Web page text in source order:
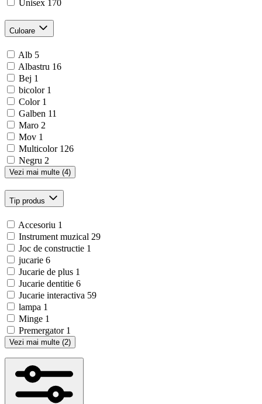
Unisex 170
Culoare
Alb 5
Albastru 16
Bej 1
bicolor 1
Color 1
Galben 11
Maro 2
Mov 1
Multicolor 126
Negru 2
Vezi mai multe (4)
Tip produs
Accesoriu 1
Instrument muzical 29
Joc de constructie 1
jucarie 6
Jucarie de plus 1
Jucarie dentitie 6
Jucarie interactiva 59
lampa 1
Minge 1
Premergator 1
Vezi mai multe (2)